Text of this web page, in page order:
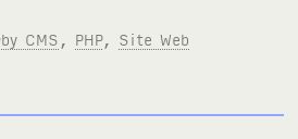
CMS PHP, Site Web